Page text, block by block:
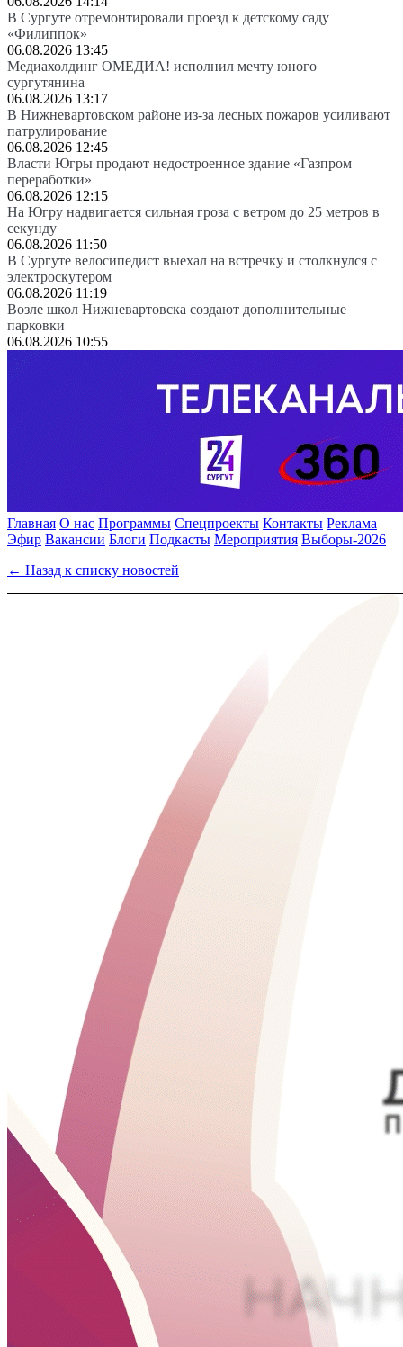
В Сургуте отремонтировали проезд к детскому саду
«Филиппок»
06.08.2026 13:45
Медиахолдинг ОМЕДИА! исполнил мечту юного
сургутянина
06.08.2026 13:17
В Нижневартовском районе из-за лесных пожаров усиливают
патрулирование
06.08.2026 12:45
Власти Югры продают недостроенное здание «Газпром
переработки»
06.08.2026 12:15
На Югру надвигается сильная гроза с ветром до 25 метров в
секунду
06.08.2026 11:50
В Сургуте велосипедист выехал на встречку и столкнулся с
электроскутером
06.08.2026 11:19
Возле школ Нижневартовска создают дополнительные
парковки
06.08.2026 10:55
Главная О нас Программы Спецпроекты Контакты Реклама
Эфир Вакансии Блоги Подкасты Мероприятия Выборы-2026
← Назад к списку новостей